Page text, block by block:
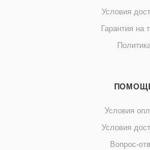
Условия
Гарантия на
Условия
Условия
Вопрос-